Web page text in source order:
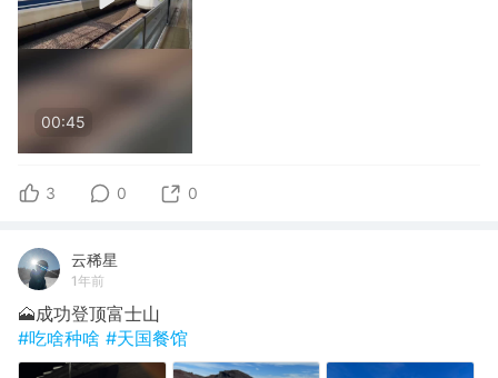
00:45
3 0 0
云稀星
1年前
🗻成功登顶富士山
#吃啥种啥 #天国餐馆